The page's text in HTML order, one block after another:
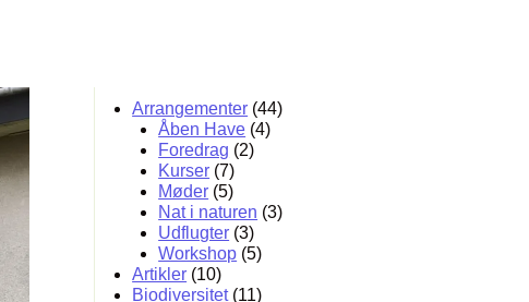
Arrangementer (44)
Åben Have (4)
Foredrag (2)
Kurser (7)
Møder (5)
Nat i naturen (3)
Udflugter (3)
Workshop (5)
Artikler (10)
Biodiversitet(11)